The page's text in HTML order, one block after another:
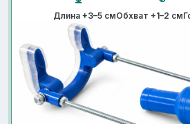
Длина +3–5 смОбхват +1–2 см